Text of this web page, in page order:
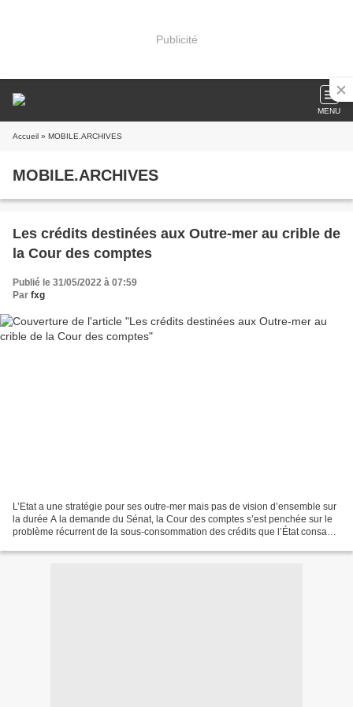
Publicité
MENU
Accueil » MOBILE.ARCHIVES
MOBILE.ARCHIVES
Les crédits destinées aux Outre-mer au crible de
la Cour des comptes
Publié le 31/05/2022 à 07:59
Par fxg
L’Etat a une stratégie pour ses outre-mer mais pas de vision d’ensemble sur
la durée A la demande du Sénat, la Cour des comptes s’est penchée sur le
problème récurrent de la sous-consommation des crédits que l’État consacre